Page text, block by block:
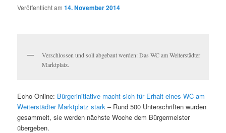
Veröffentlicht am14. November 2014
Verschlossen und soll abgebaut werden: Das WC am Weiterstädter
Marktplatz.
Echo Online: Bürgerinitiative macht sich für Erhalt eines WC am
Weiterstädter Marktplatz stark – Rund 500 Unterschriften wurden
gesammelt, sie werden nächste Woche dem Bürgermeister
übergeben.